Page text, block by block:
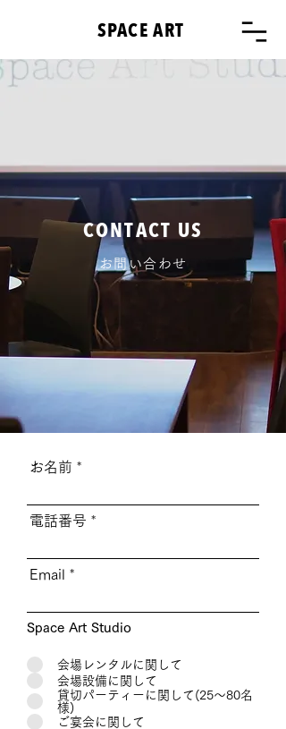
SPACE ART
CONTACT US
お問い合わせ
お名前
電話番号
Email
Space Art Studio
会場レンタルに関して
会場設備に関して
貸切パーティーに関して(25～80名
様)
ご宴会に関して